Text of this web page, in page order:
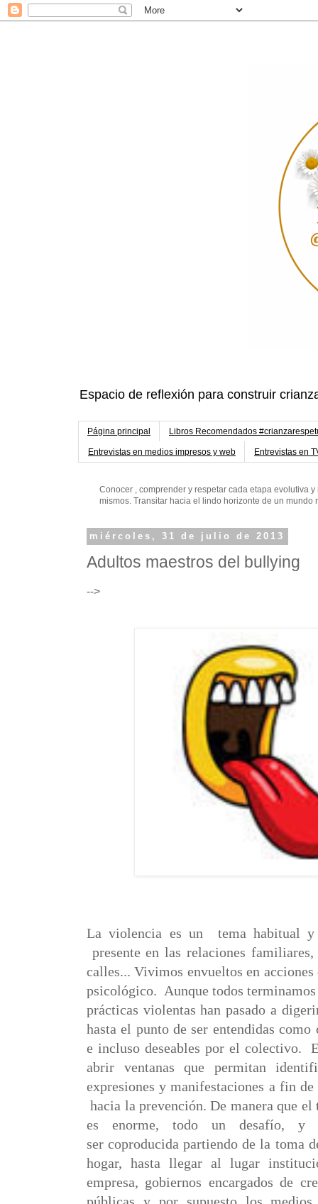
Espacio de reflexión para construir
Página principal Libros Recomendados
Entrevistas en medios impresos y web Entrevistas en
Conocer , comprender y respetar cada etapa evolutiva
mismos. Transitar hacia el lindo horizonte de un mundo
miércoles, 31 de julio de 2013
Adultos maestros del bullying
-->
La violencia es un tema habitual y
presente en las relaciones
calles... Vivimos envueltos en
psicológico.
Aunque todos
prácticas violentas han pasado a
hasta el punto de ser entendidas
e incluso deseables por el colectivo.
abrir ventanas que permitan
expresiones y manifestaciones a fin
hacia la prevención. De manera que
es enorme, todo un desafío, y
ser coproducida partiendo de la toma
hogar, hasta llegar al lugar
empresa, gobiernos encargados de